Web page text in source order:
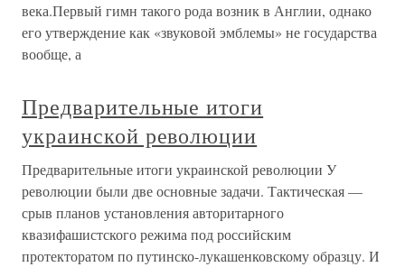
века.Первый гимн такого рода возник в Англии, однако
его утверждение как «звуковой эмблемы» не государства
вообще, а
Предварительные итоги
украинской революции
Предварительные итоги украинской революции У
революции были две основные задачи. Тактическая —
срыв планов установления авторитарного
квазифашистского режима под российским
протекторатом по путинско-лукашенковскому образцу. И